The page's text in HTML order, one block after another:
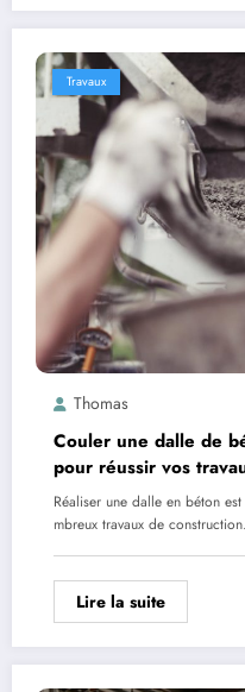
Travaux
Thomas
Couler une dalle de
pour réussir vos
Réaliser une dalle en béton
mbreux travaux de
Lire la suite